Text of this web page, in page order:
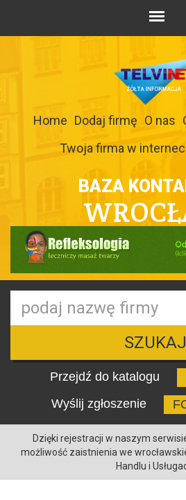
Home Dodaj firmę O nas
Twoja firma w
BAZA
SZUKAJ
Przejdź do katalogu
Wyślij zgłoszenie
Dzięki rejestracji w naszym
możliwość zaistnienia we
Handlu i